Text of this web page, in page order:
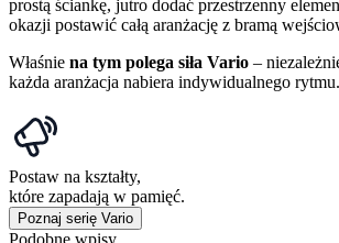
prostą ściankę, jutro dodać przestrzenny
okazji postawić całą aranżację z bramą
Właśnie na tym polega siła Vario –
każda aranżacja nabiera indywidualnego rytmu.
Postaw na kształty,
które zapadają w pamięć.
Poznaj serię Vario